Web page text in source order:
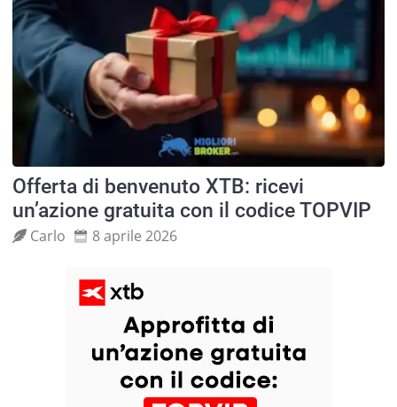
Offerta di benvenuto XTB: ricevi
un’azione gratuita con il codice TOPVIP
Carlo 8 aprile 2026